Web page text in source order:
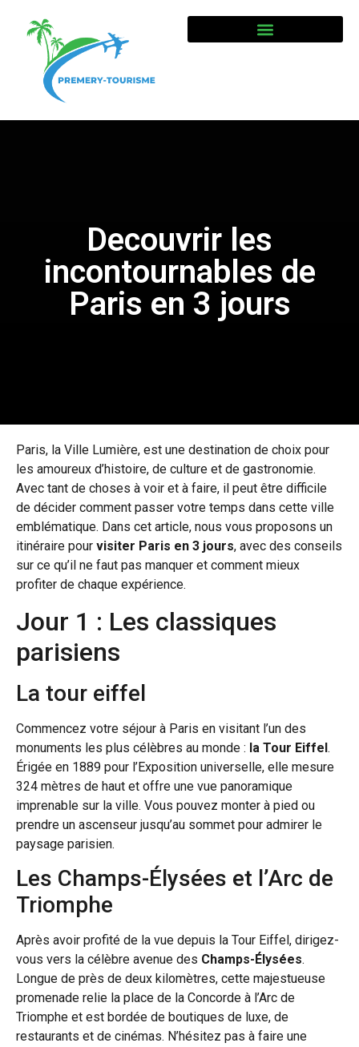
Decouvrir les
incontournables de
Paris en 3 jours
Paris, la Ville Lumière, est une destination de choix pour
les amoureux d’histoire, de culture et de gastronomie.
Avec tant de choses à voir et à faire, il peut être difficile
de décider comment passer votre temps dans cette ville
emblématique. Dans cet article, nous vous proposons un
itinéraire pour visiter Paris en 3 jours, avec des conseils
sur ce qu’il ne faut pas manquer et comment mieux
profiter de chaque expérience.
Jour 1 : Les classiques
parisiens
La tour eiffel
Commencez votre séjour à Paris en visitant l’un des
monuments les plus célèbres au monde : la Tour Eiffel.
Érigée en 1889 pour l’Exposition universelle, elle mesure
324 mètres de haut et offre une vue panoramique
imprenable sur la ville. Vous pouvez monter à pied ou
prendre un ascenseur jusqu’au sommet pour admirer le
paysage parisien.
Les Champs-Élysées et l’Arc de
Triomphe
Après avoir profité de la vue depuis la Tour Eiffel, dirigez-
vous vers la célèbre avenue des Champs-Élysées.
Longue de près de deux kilomètres, cette majestueuse
promenade relie la place de la Concorde à l’Arc de
Triomphe et est bordée de boutiques de luxe, de
restaurants et de cinémas. N’hésitez pas à faire une